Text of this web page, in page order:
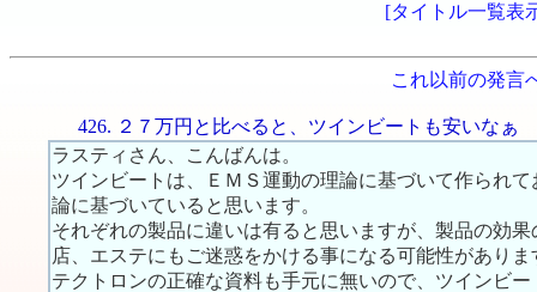
[タイトル一覧表
これ以前の発言
426. ２７万円と比べると、ツインビートも安いなぁ
ラスティさん、こんばんは。
ツインビートは、ＥＭＳ運動の理論に基づいて作られ
論に基づいていると思います。
それぞれの製品に違いは有ると思いますが、製品の効
店、エステにもご迷惑をかける事になる可能性がありま
テクトロンの正確な資料も手元に無いので、ツインビ